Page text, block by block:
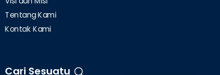
Tentang Kami
Kontak Kami
Cari Sesuatu